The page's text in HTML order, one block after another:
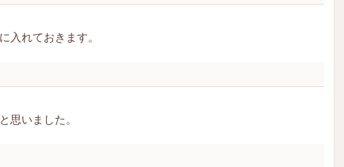
入れておきます。
思いました。